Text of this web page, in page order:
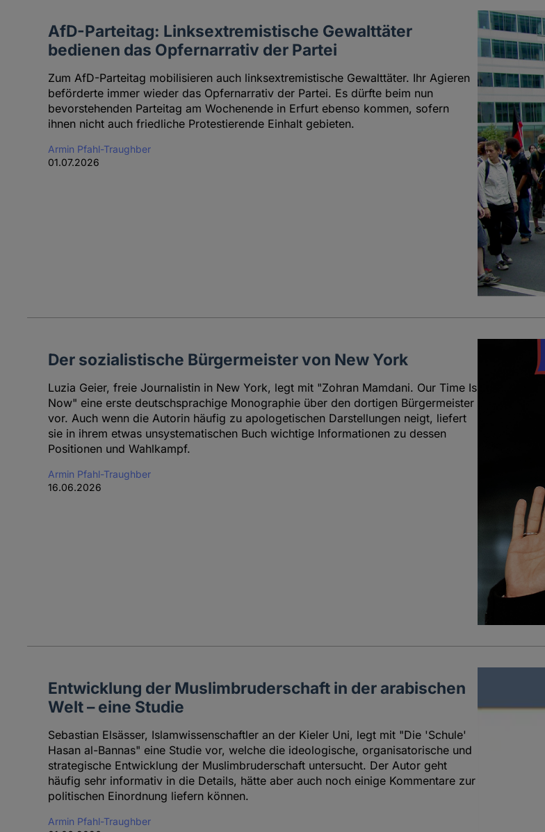
AfD-Parteitag: Linksextremistische Gewalttäter
bedienen das Opfernarrativ der Partei
Zum AfD-Parteitag mobilisieren auch linksextremistische Gewalttäter. Ihr Agieren
beförderte immer wieder das Opfernarrativ der Partei. Es dürfte beim nun
bevorstehenden Parteitag am Wochenende in Erfurt ebenso kommen, sofern
ihnen nicht auch friedliche Protestierende Einhalt gebieten.
Armin Pfahl-Traughber
01.07.2026
Der sozialistische Bürgermeister von New York
Luzia Geier, freie Journalistin in New York, legt mit "Zohran Mamdani. Our Time Is
Now" eine erste deutschsprachige Monographie über den dortigen Bürgermeister
vor. Auch wenn die Autorin häufig zu apologetischen Darstellungen neigt, liefert
sie in ihrem etwas unsystematischen Buch wichtige Informationen zu dessen
Positionen und Wahlkampf.
Armin Pfahl-Traughber
16.06.2026
Entwicklung der Muslimbruderschaft in der arabischen
Welt – eine Studie
Sebastian Elsässer, Islamwissenschaftler an der Kieler Uni, legt mit "Die 'Schule'
Hasan al-Bannas" eine Studie vor, welche die ideologische, organisatorische und
strategische Entwicklung der Muslimbruderschaft untersucht. Der Autor geht
häufig sehr informativ in die Details, hätte aber auch noch einige Kommentare zur
politischen Einordnung liefern können.
Armin Pfahl-Traughber